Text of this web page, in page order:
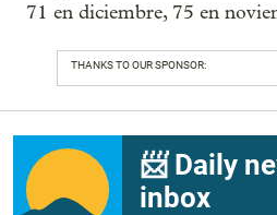
71 en diciembre, 75 en
THANKS TO OUR SPONSOR:
📨 Daily
inbox